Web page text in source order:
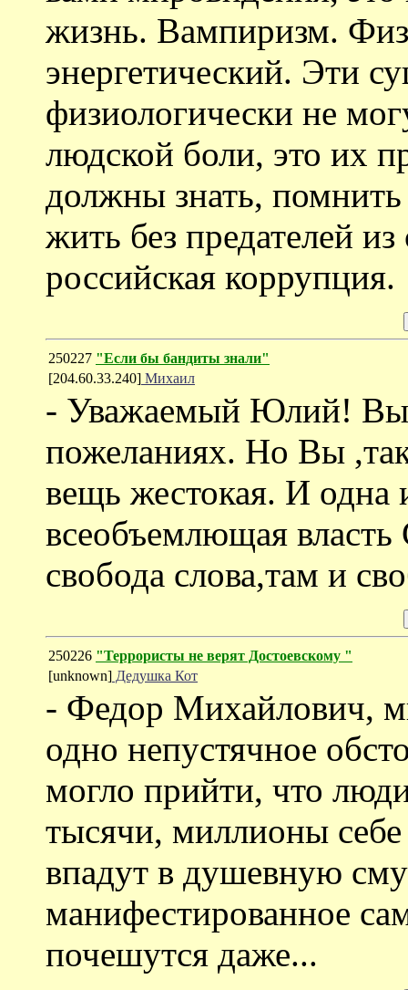
жизнь. Вампиризм.
энергетический. Эти
физиологически не
людской боли, это их
должны знать,
жить без предателей
российская коррупция.
250227 "Если бы бандиты знали"
[204.60.33.240] Михаил
- Уважаемый Юлий! Вы
пожеланиях. Но Вы
вещь жестокая. И одна
всеобъемлющая
свобода слова,там и
250226 "Террористы не верят Достоевскому "
[unknown] Дедушка Кот
- Федор Михайлович,
одно непустячное
могло прийти, что
тысячи, миллионы
впадут в душевную
манифестированное
почешутся даже...